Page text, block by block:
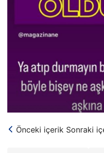
Önceki içerik Sonraki